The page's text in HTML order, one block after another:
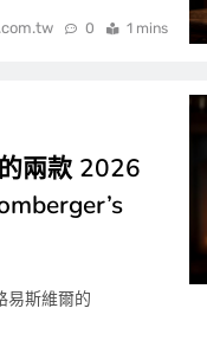
0 1 mins
兩款 2026
易斯維爾的